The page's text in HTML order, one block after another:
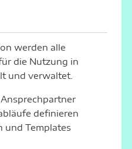
werden alle
die Nutzung in
und verwaltet.
definieren
und Templates